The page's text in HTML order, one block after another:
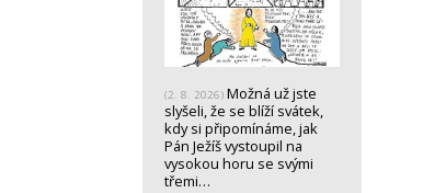
(2. 8. 2026) Možná už jste
slyšeli, že se blíží svátek,
kdy si připomínáme, jak
Pán Ježíš vystoupil na
vysokou horu se svými
třemi…